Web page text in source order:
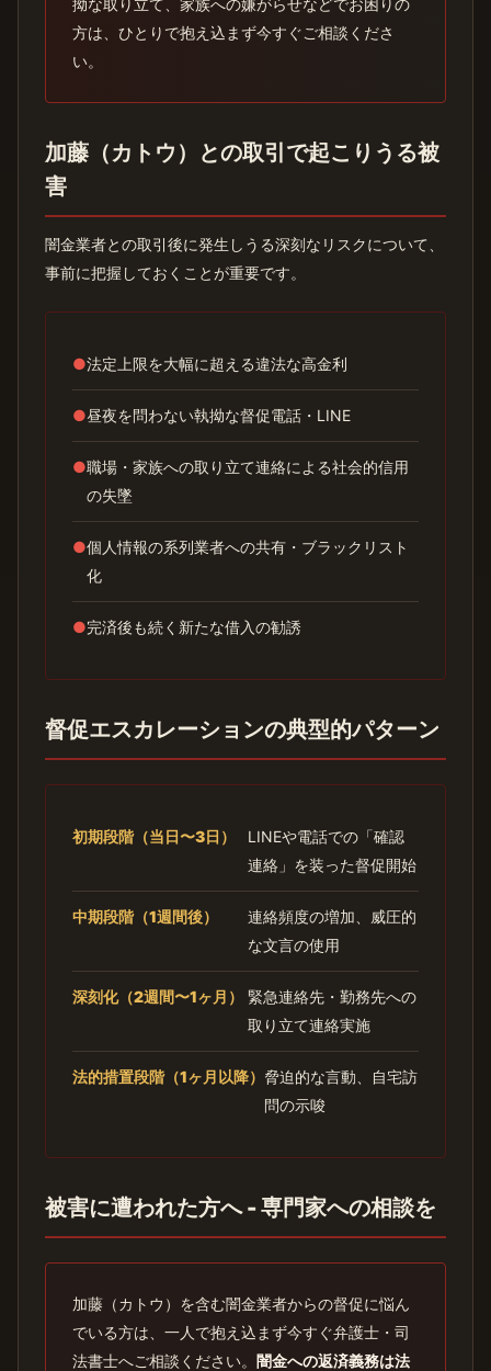
拗な取り立て、家族への嫌がらせなどでお困りの
方は、ひとりで抱え込まず今すぐご相談くださ
い。
加藤（カトウ）との取引で起こりうる被
害
闇金業者との取引後に発生しうる深刻なリスクについて、
事前に把握しておくことが重要です。
●法定上限を大幅に超える違法な高金利
●昼夜を問わない執拗な督促電話・LINE
●職場・家族への取り立て連絡による社会的信用
の失墜
●個人情報の系列業者への共有・ブラックリスト
化
●完済後も続く新たな借入の勧誘
督促エスカレーションの典型的パターン
初期段階（当日〜3日）
LINEや電話での「確認
連絡」を装った督促開始
中期段階（1週間後）
連絡頻度の増加、威圧的
な文言の使用
深刻化（2週間〜1ヶ月）
緊急連絡先・勤務先への
取り立て連絡実施
法的措置段階（1ヶ月以降） 脅迫的な言動、自宅訪
問の示唆
被害に遭われた方へ - 専門家への相談を
加藤（カトウ）を含む闇金業者からの督促に悩ん
でいる方は、一人で抱え込まず今すぐ弁護士・司
法書士へご相談ください。 闇金への返済義務は法